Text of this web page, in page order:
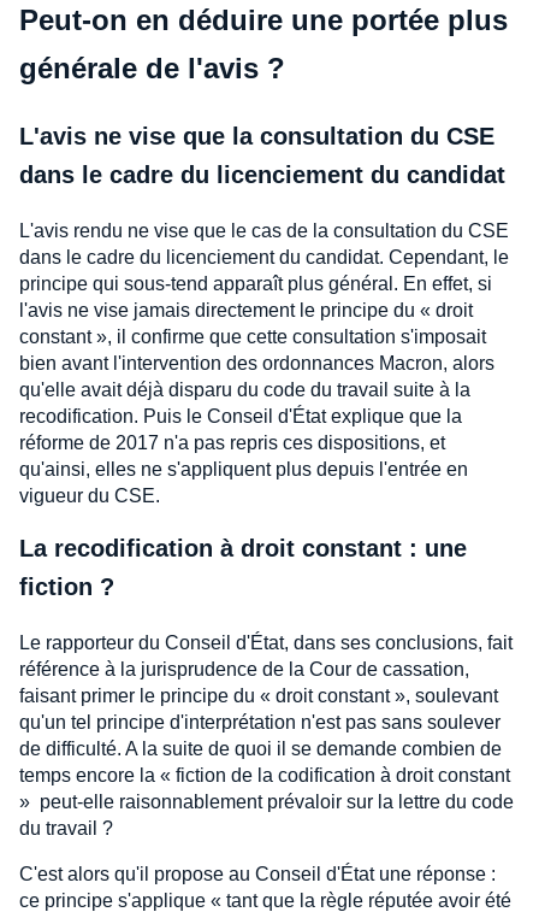
Peut-on en déduire une portée plus
générale de l'avis ?
L'avis ne vise que la consultation du CSE
dans le cadre du licenciement du candidat
L'avis rendu ne vise que le cas de la consultation du CSE
dans le cadre du licenciement du candidat. Cependant, le
principe qui sous-tend apparaît plus général. En effet, si
l'avis ne vise jamais directement le principe du « droit
constant », il confirme que cette consultation s'imposait
bien avant l'intervention des ordonnances Macron, alors
qu'elle avait déjà disparu du code du travail suite à la
recodification. Puis le Conseil d'État explique que la
réforme de 2017 n'a pas repris ces dispositions, et
qu'ainsi, elles ne s'appliquent plus depuis l'entrée en
vigueur du CSE.
La recodification à droit constant : une
fiction ?
Le rapporteur du Conseil d'État, dans ses conclusions, fait
référence à la jurisprudence de la Cour de cassation,
faisant primer le principe du « droit constant », soulevant
qu'un tel principe d'interprétation n'est pas sans soulever
de difficulté. A la suite de quoi il se demande combien de
temps encore la « fiction de la codification à droit constant
» peut-elle raisonnablement prévaloir sur la lettre du code
du travail ?
C'est alors qu'il propose au Conseil d'État une réponse :
ce principe s'applique « tant que la règle réputée avoir été